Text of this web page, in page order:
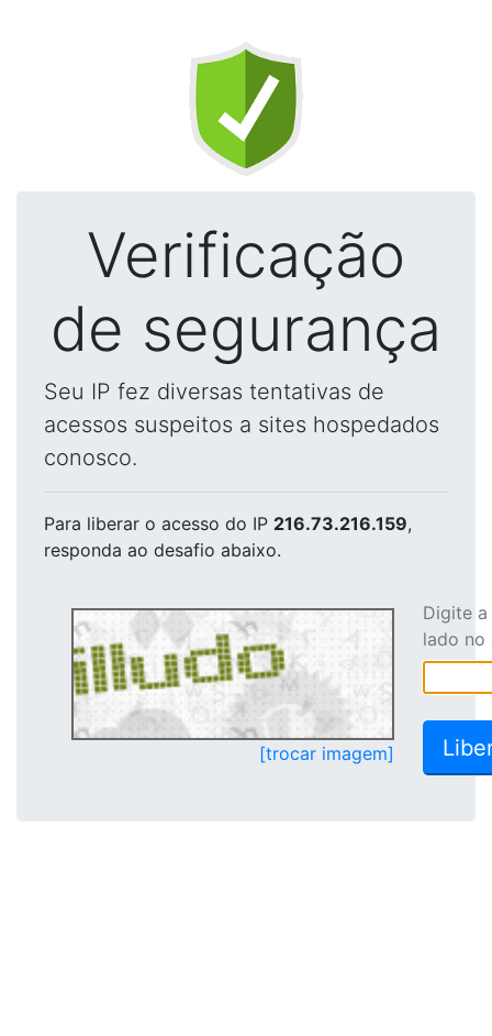
Verificação
de segurança
Seu IP fez diversas tentativas de
acessos suspeitos a sites hospedados
conosco.
Para liberar o acesso do IP 216.73.216.159,
responda ao desafio abaixo.
[trocar imagem]
Digite
lado no